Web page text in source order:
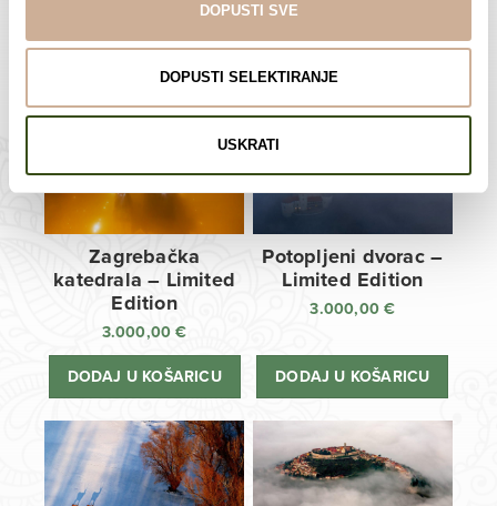
DOPUSTI SVE
DOPUSTI SELEKTIRANJE
USKRATI
Limited Edition Fotografije
Zagrebačka
katedrala – Limited
Edition
3.000,00€
DODAJ U KOŠARICU
Potopljeni dvorac –
Limited Edition
3.000,00€
DODAJ U KOŠARICU